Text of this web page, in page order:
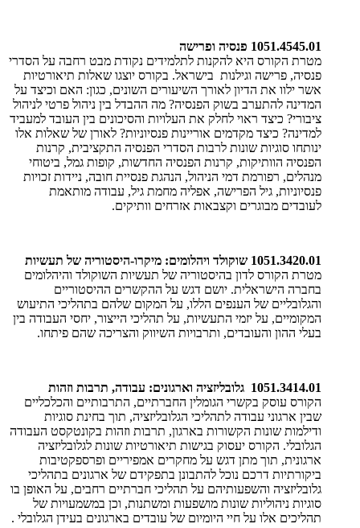
1051.4545.01 פנסיה ופרישה
מטרת הקורס היא להקנות לתלמידים נקודת מבט רחבה על הסדרי
פנסיה, פרישה וגילנות בישראל. בקורס יוצגו שאלות תיאורטיות
אשר ילוו את הדיון לאורך השיעורים השונים, כגון: האם וכיצד על
המדינה להתערב בשוק הפנסיה? מה ההבדל בין ניהול פרטי לניהול
ציבורי? כיצד ראוי לחלק את העלויות והסיכונים בין העובד למעביד
למדינה? כיצד מקדמים אוריינות פנסיוניות? לאורן של שאלות אלו
ינותחו סוגיות שונות לרבות הסדרי הפנסיה התקציבית, קרנות
הפנסיה הוותיקות, קרנות הפנסיה החדשות, קופות גמל, ביטוחי
מנהלים, רפורמת דמי הניהול, הנהגת פנסיית חובה, ניידות זכויות
פנסיוניות, גיל הפרישה, אפליה מחמת גיל, עבודה מותאמת
לעובדים מבוגרים וקצבאות אזרחים וותיקים.
1051.3420.01 שוקולד ויהלומים: מיקרו-היסטוריה של תעשיות
מטרת הקורס לדון בהיסטוריה של תעשיות השוקולד והיהלומים
בחברה הישראלית. יושם דגש על ההקשרים ההיסטוריים
והגלובליים של הענפים הללו, על המקום שלהם בתהליכי התיעוש
המקומיים, על יזמי התעשיות, על תהליכי הייצור, יחסי העבודה בין
בעלי ההון והעובדים, ותרבויות השיווק והצריכה שהם פיתחו.
1051.3414.01 גלובליזציה וארגונים: עבודה, תרבות וזהות
הקורס עוסק בקשרי הגומלין החברתיים, התרבותיים והכלכליים
שבין ארגוני עבודה לתהליכי הגלובליזציה, תוך בחינת סוגיות
ודילמות שונות הקשורות בארגון, תרבות וזהות בקונטקסט העבודה
הגלובלי. הקורס יעסוק בגישות תיאורטיות שונות לגלובליזציה
ארגונית, תוך מתן דגש על מחקרים אמפיריים ופרספקטיבות
ביקורתיות דרכם נוכל להתבונן בתפקידם של ארגונים בתהליכי
גלובליזציה והשפעותיהם על תהליכי חברתיים רחבים, על האופן בו
סוגיות ניהוליות שונות מושפעות ומשתנות, וכן במשמעויות של
תהליכים אלו על חיי היומיום של עובדים בארגונים בעידן הגלובלי .